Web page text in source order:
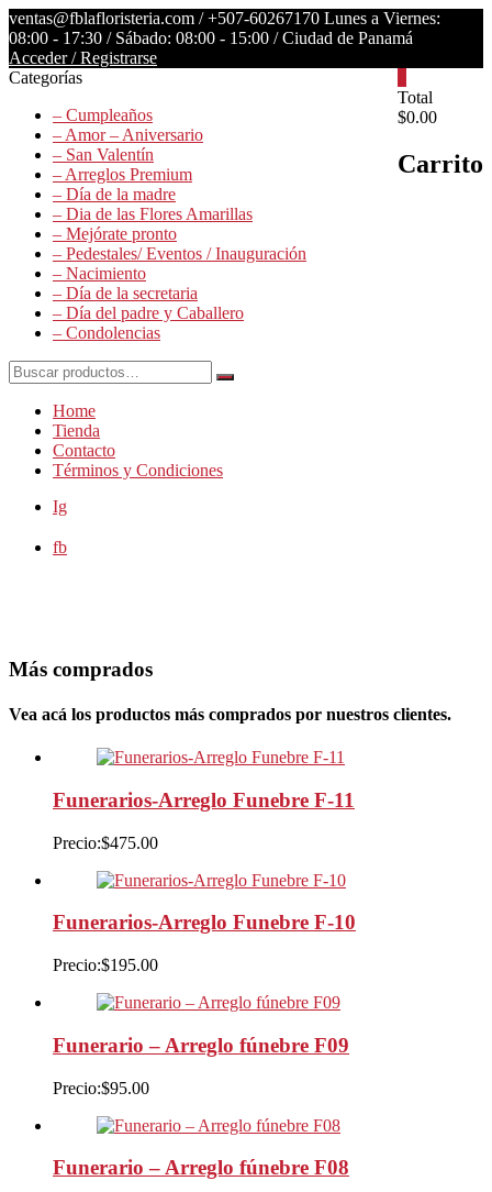
Saltar
contenido
ventas@fblafloristeria.com /+507-60267170 Lunes a Viernes:
08:00 - 17:30 / Sábado: 08:00 - 15:00 / Ciudad de Panamá
Acceder / Registrarse
Floristería
Floristería
Lider
Total
$0.00
Carrito
Categorías
– Cumpleaños
– Amor – Aniversario
– San Valentín
– Arreglos Premium
– Día de la madre
– Dia de las Flores Amarillas
– Mejórate pronto
– Pedestales/ Eventos / Inauguración
– Nacimiento
– Día de la secretaria
– Día del padre y Caballero
– Condolencias
Buscar
por:
Home
Tienda
Contacto
Términos y Condiciones
Ig
fb
Más comprados
Vea acá los productos más comprados por nuestros clientes.
Funerarios-Arreglo Funebre F-11
Precio:$475.00
Funerarios-Arreglo Funebre F-10
Precio:$195.00
Funerario – Arreglo fúnebre F09
Precio:$95.00
Funerario – Arreglo fúnebre F08